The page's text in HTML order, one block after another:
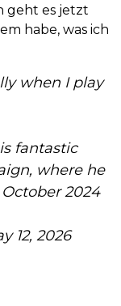
geht es jetzt
habe, was ich
when I play
fantastic
where he
2024
12, 2026